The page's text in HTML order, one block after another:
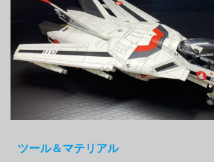
ツール＆マテリアル